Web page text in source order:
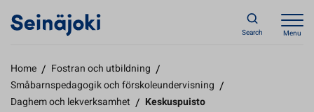
Search Menu
Home / Fostran och utbildning /
Småbarnspedagogik och förskoleundervisning /
Daghem och lekverksamhet / Keskuspuisto